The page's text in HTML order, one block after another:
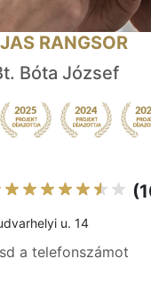
RANGSOR
Bóta József
u. 14
a telefonszámot